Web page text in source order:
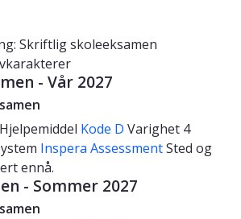
Skriftlig skoleeksamen
- Vår 2027
Hjelpemiddel Kode D Varighet 4
Inspera AssessmentSted og
ennå.
- Sommer 2027